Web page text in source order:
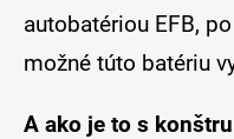
autobatériou EFB,
možné túto batériu
A ako je to s